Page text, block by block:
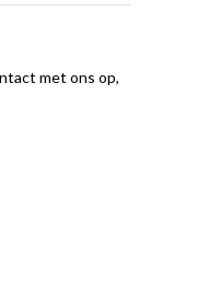
met ons op,